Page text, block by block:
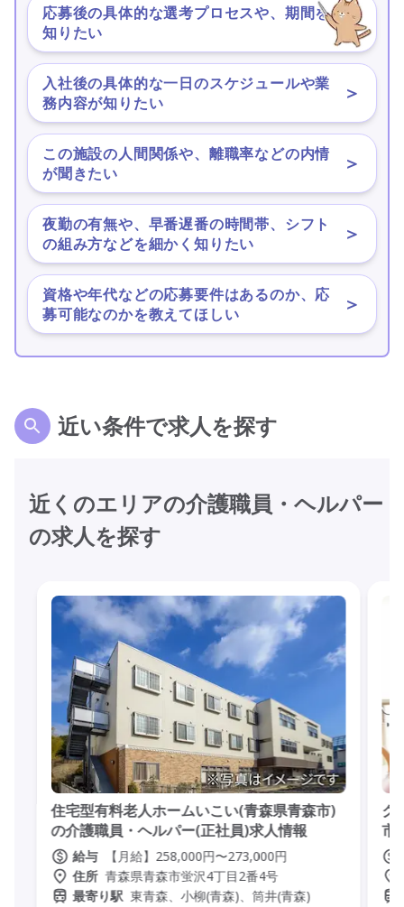
応募後の具体的な選考プロセスや、期間を
知りたい
＞
入社後の具体的な一日のスケジュールや業
務内容が知りたい
＞
この施設の人間関係や、離職率などの内情
が聞きたい
＞
夜勤の有無や、早番遅番の時間帯、シフト
の組み方などを細かく知りたい
＞
資格や年代などの応募要件はあるのか、応
募可能なのかを教えてほしい
＞
近い条件で求人を探す
近くのエリアの介護職員・ヘルパー
の求人を探す
住宅型有料老人ホームいこい(青森県青森市)
の介護職員・ヘルパー(正社員)求人情報
給与
【月給】258,000円〜273,000円
住所 青森県青森市蛍沢4丁目2番4号
最寄り駅 東青森、小柳(青森)、筒井(青森)
グ
市